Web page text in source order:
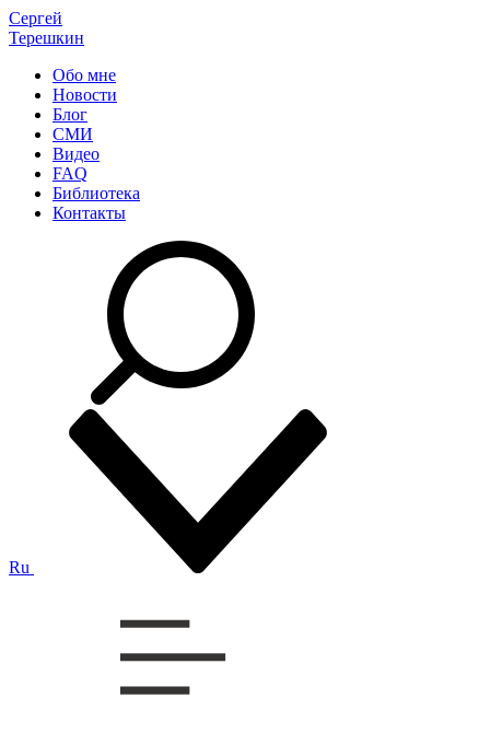
Сергей
Терешкин
Обо мне
Новости
Блог
СМИ
Видео
FAQ
Библиотека
Контакты
Ru